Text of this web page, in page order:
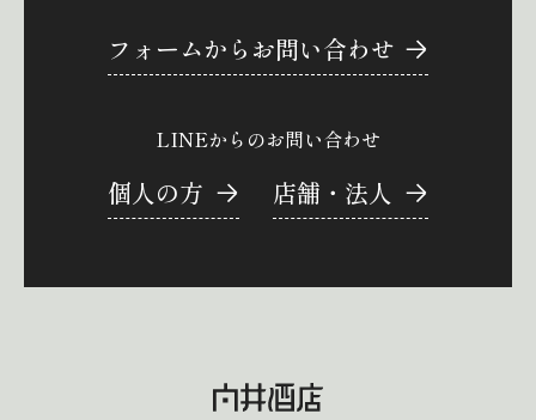
フォームからお問い合わせ
LINEからのお問い合わせ
個人の方 店舗・法人